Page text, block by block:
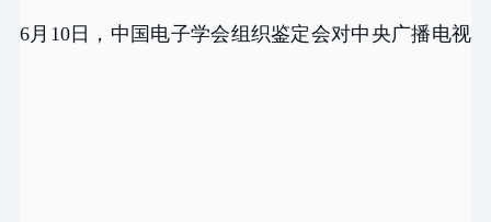
6月10日，中国电子学会组织鉴定会对中央广播电视